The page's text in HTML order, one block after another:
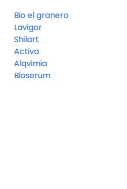
Bio el granero
Lavigor
Shilart
Activa
Alqvimia
Bioserum